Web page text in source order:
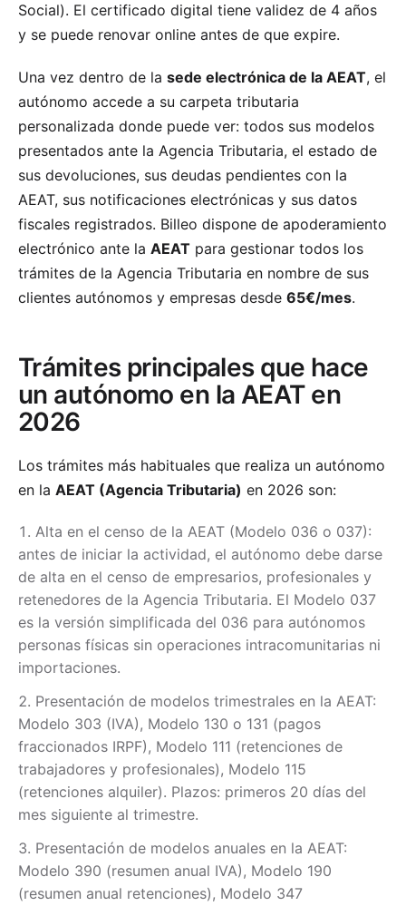
Social). El certificado digital tiene validez de 4 años
y se puede renovar online antes de que expire.
Una vez dentro de la sede electrónica de la AEAT, el
autónomo accede a su carpeta tributaria
personalizada donde puede ver: todos sus modelos
presentados ante la Agencia Tributaria, el estado de
sus devoluciones, sus deudas pendientes con la
AEAT, sus notificaciones electrónicas y sus datos
fiscales registrados. Billeo dispone de apoderamiento
electrónico ante la AEAT para gestionar todos los
trámites de la Agencia Tributaria en nombre de sus
clientes autónomos y empresas desde 65€/mes.
Trámites principales que hace
un autónomo en la AEAT en
2026
Los trámites más habituales que realiza un autónomo
en la AEAT (Agencia Tributaria) en 2026 son:
Alta en el censo de la AEAT (Modelo 036 o 037):
antes de iniciar la actividad, el autónomo debe darse
de alta en el censo de empresarios, profesionales y
retenedores de la Agencia Tributaria. El Modelo 037
es la versión simplificada del 036 para autónomos
personas físicas sin operaciones intracomunitarias ni
importaciones.
Presentación de modelos trimestrales en la AEAT:
Modelo 303 (IVA), Modelo 130 o 131 (pagos
fraccionados IRPF), Modelo 111 (retenciones de
trabajadores y profesionales), Modelo 115
(retenciones alquiler). Plazos: primeros 20 días del
mes siguiente al trimestre.
Presentación de modelos anuales en la AEAT:
Modelo 390 (resumen anual IVA), Modelo 190
(resumen anual retenciones), Modelo 347